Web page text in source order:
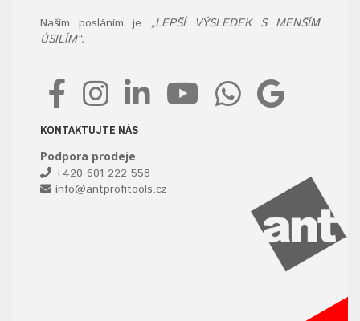
Naším posláním je „LEPŠÍ VÝSLEDEK S MENŠÍM
ÚSILÍM“.
KONTAKTUJTE NÁS
Podpora prodeje
+420 601 222 558
info@antprofitools.cz